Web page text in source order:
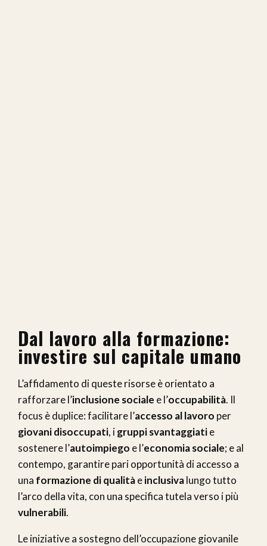
Dal lavoro alla formazione:
investire sul capitale umano
L’affidamento di queste risorse è orientato a
rafforzare l’inclusione sociale e l’occupabilità. Il
focus è duplice: facilitare l’accesso al lavoro per
giovani disoccupati, igruppi svantaggiatie
sostenere l’autoimpiego e l’economia sociale; e al
contempo, garantire pari opportunità di accesso a
una formazione di qualitàeinclusivalungo tutto
l’arco della vita, con una specifica tutela verso i più
vulnerabili.
Le iniziative a sostegno dell’occupazione giovanile